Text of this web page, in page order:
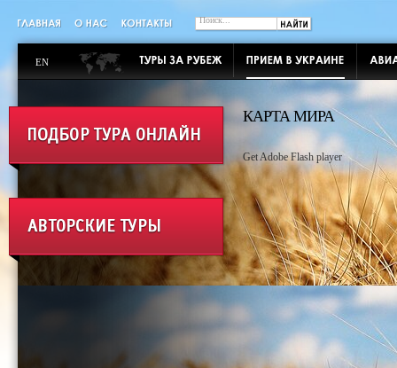
EN
КАРТА МИРА
Get Adobe Flash player